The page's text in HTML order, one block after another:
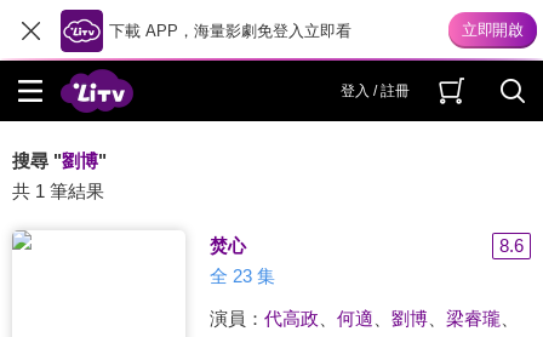
下載 APP，海量影劇免登入立即看
登入 / 註冊
搜尋 "劉博"
共 1 筆結果
焚心
8.6
全 23 集
演員： 代高政 何適 劉博、 梁睿瓏